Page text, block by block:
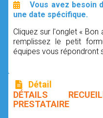
Vous avez besoin
une date spécifique.
Cliquez sur l'onglet « Bon
remplissez le petit
équipes vous répondront
Détail
DÉTAILS
PRESTATAIRE